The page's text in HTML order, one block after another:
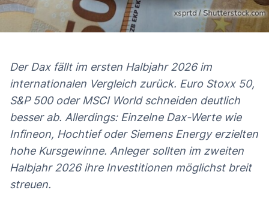
Das erwartet Sie in diesem Artikel
Dax fällt im Index-Vergleich zurück
Dax-Werte 2026: KI-Profiteure liegen vorne
Was die Dax-Bilanz für Anleger bedeutet
Der Dax fällt im ersten Halbjahr 2026 im
internationalen Vergleich zurück. Euro Stoxx 50,
S&P 500 oder MSCI World schneiden deutlich
besser ab. Allerdings: Einzelne Dax-Werte wie
Infineon, Hochtief oder Siemens Energy erzielten
hohe Kursgewinne. Anleger sollten im zweiten
Halbjahr 2026 ihre Investitionen möglichst breit
streuen.